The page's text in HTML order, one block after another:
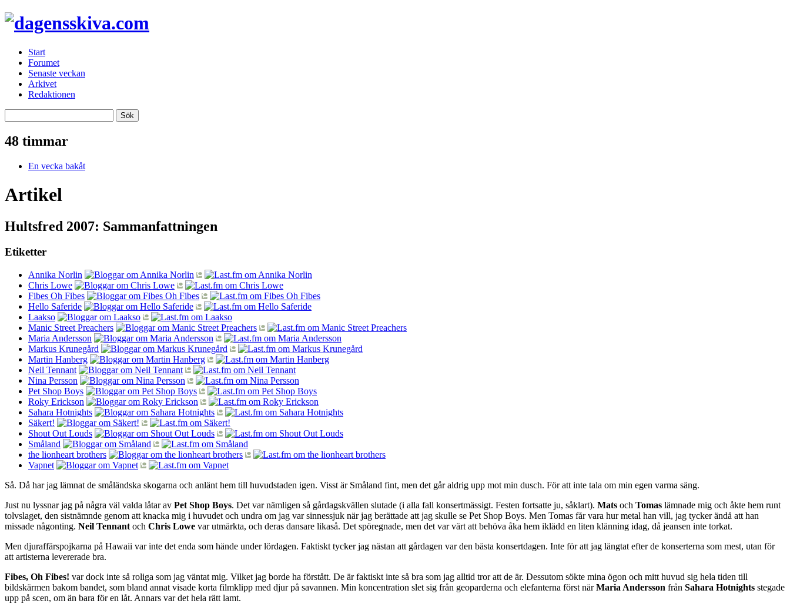
Start
Forumet
Senaste veckan
Arkivet
Redaktionen
48 timmar
En vecka bakåt
Artikel
Hultsfred 2007: Sammanfattningen
Etiketter
Annika Norlin
Chris Lowe
Fibes Oh Fibes
Hello Saferide
Laakso
Manic Street Preachers
Maria Andersson
Markus Krunegård
Martin Hanberg
Neil Tennant
Nina Persson
Pet Shop Boys
Roky Erickson
Sahara Hotnights
Säkert!
Shout Out Louds
Småland
the lionheart brothers
Vapnet
Så. Då har jag lämnat de småländska skogarna och anlänt hem till huvudstaden igen. Visst är Småland fint, men det går aldrig upp mot min dusch. För att inte tala om min egen varma säng.
Just nu lyssnar jag på några väl valda låtar av Pet Shop Boys. Det var nämligen så gårdagskvällen slutade (i alla fall konsertmässigt. Festen fortsatte ju, såklart). Mats och Tomas lämnade mig och åkte hem runt
tolvslaget, den sistnämnde genom att knacka mig i huvudet och undra om jag var sinnessjuk när jag berättade att jag skulle se Pet Shop Boys. Men Tomas får vara hur metal han vill, jag tycker ändå att han
missade någonting. Neil Tennant och Chris Lowe var utmärkta, och deras dansare likaså. Det spöregnade, men det var värt att behöva åka hem iklädd en liten klänning idag, då jeansen inte torkat.
Men djuraffärspojkarna på Hawaii var inte det enda som hände under lördagen. Faktiskt tycker jag nästan att gårdagen var den bästa konsertdagen. Inte för att jag längtat efter de konserterna som mest, utan för
att artisterna levererade bra.
Fibes, Oh Fibes! var dock inte så roliga som jag väntat mig. Vilket jag borde ha förstått. De är faktiskt inte så bra som jag alltid tror att de är. Dessutom sökte mina ögon och mitt huvud sig hela tiden till
bildskärmen bakom bandet, som bland annat visade korta filmklipp med djur på savannen. Min koncentration slet sig från geoparderna och elefanterna först närMaria Andersson från Sahara Hotnights stegade
upp på scen, om än bara för en låt. Annars var det hela rätt lamt.